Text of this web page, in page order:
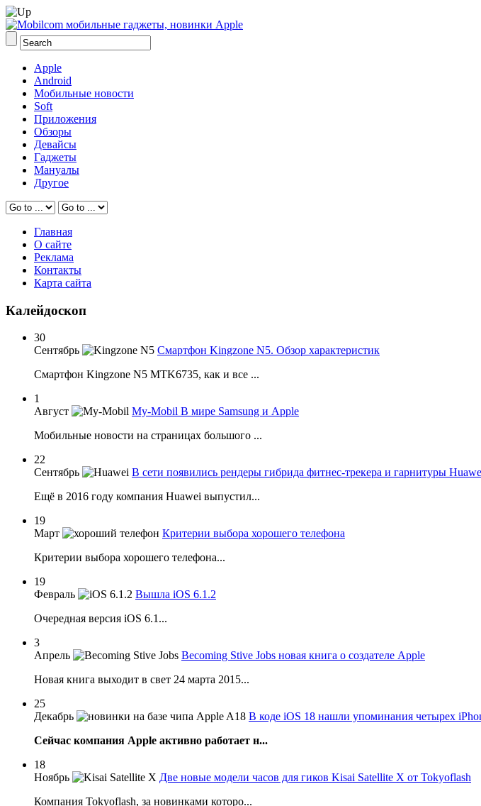
Apple
Android
Мобильные новости
Soft
Приложения
Обзоры
Девайсы
Гаджеты
Мануалы
Другое
Главная
О сайте
Реклама
Контакты
Карта сайта
Калейдоскоп
30
Сентябрь
Смартфон Kingzone N5. Обзор характеристик
Смартфон Kingzone N5 MTK6735, как и все ...
1
Август
My-Mobil В мире Samsung и Apple
Мобильные новости на страницах большого ...
22
Сентябрь
В сети появились рендеры гибрида фитнес-трекера и гарнитуры
Ещё в 2016 году компания Huawei выпустил...
19
Март
Критерии выбора хорошего телефона
Критерии выбора хорошего телефона...
19
Февраль
Вышла iOS 6.1.2
Очередная версия iOS 6.1...
3
Апрель
Becoming Stive Jobs новая книга о создателе Apple
Новая книга выходит в свет 24 марта 2015...
25
Декабрь
В коде iOS 18 нашли упоминания четырех
Сейчас компания Apple активно работает н...
18
Ноябрь
Две новые модели часов для гиков Kisai Satellite X от Tokyoflash
Компания Tokyoflash, за новинками которо...